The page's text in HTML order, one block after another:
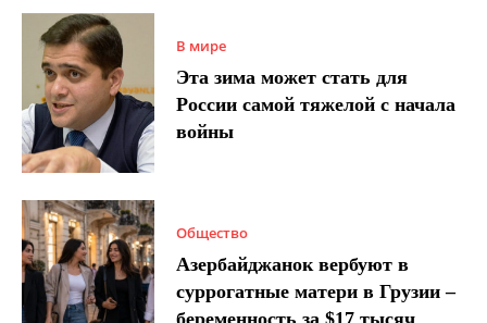
В мире
Эта зима может стать для
России самой тяжелой с начала
войны
Общество
Азербайджанок вербуют в
суррогатные матери в Грузии –